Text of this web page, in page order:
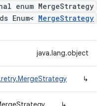
enum MergeStrategy
Enum< MergeStrategy
java.lang.object
↳